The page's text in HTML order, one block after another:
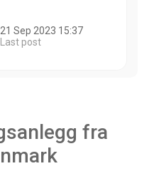
21 Sep 2023 15:37
Last post
fra